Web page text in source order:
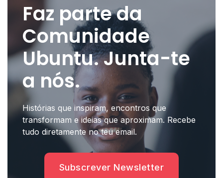
Faz parte da
Comunidade
Ubuntu. Junta-te
a nós.
Histórias que inspiram, encontros que
transformam e ideias que aproximam. Recebe
tudo diretamente no teu email.
Subscrever Newsletter